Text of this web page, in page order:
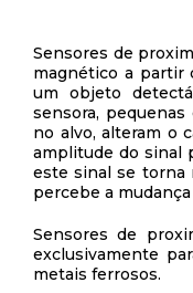
Sensores de
magnético a partir
um objeto
sensora,
no alvo, alteram o
amplitude do sinal
este sinal se torna
percebe a
Sensores de
exclusivamente
metais ferrosos.